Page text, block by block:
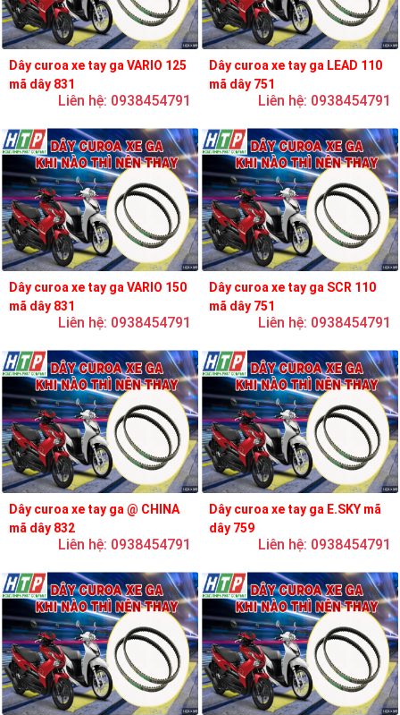
Dây curoa xe tay ga VARIO 125
mã dây 831
Liên hệ: 0938454791
Dây curoa xe tay ga LEAD 110
mã dây 751
Liên hệ: 0938454791
Dây curoa xe tay ga VARIO 150
mã dây 831
Liên hệ: 0938454791
Dây curoa xe tay ga SCR 110
mã dây 751
Liên hệ: 0938454791
Dây curoa xe tay ga @ CHINA
mã dây 832
Liên hệ: 0938454791
Dây curoa xe tay ga E.SKY mã
dây 759
Liên hệ: 0938454791